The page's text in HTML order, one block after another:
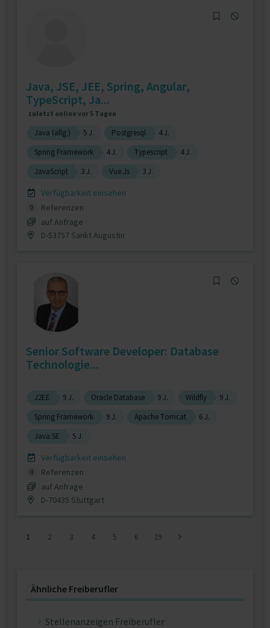
Java, JSE, JEE, Spring, Angular,
TypeScript, Ja...
zuletzt online vor 5 Tagen
Java (allg.) 5 J. Postgresql
4 J.
Spring Framework
4 J. Typescript
4 J.
JavaScript
3 J. Vue.Js 3 J.
Verfügbarkeit einsehen
0
Referenzen
auf Anfrage
D-53757 Sankt Augustin
Senior Software Developer: Database
Technologie...
J2EE 9 J. Oracle Database 9 J. Wildfly
9 J.
Spring Framework
9 J. Apache Tomcat
6 J.
Java SE
5 J.
Verfügbarkeit einsehen
0
Referenzen
auf Anfrage
D-70435 Stuttgart
1 2 3 4 5 6 19
Ähnliche Freiberufler
Stellenanzeigen Freiberufler